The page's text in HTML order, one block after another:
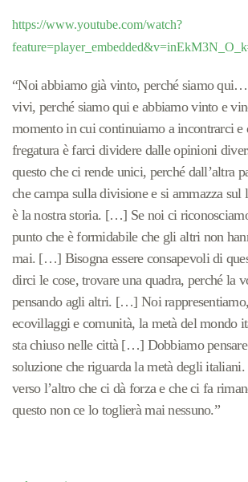
https://www.youtube.com/watch?
“Noi abbiamo già vinto, perché siamo
vivi, perché siamo qui e abbiamo vinto e
momento in cui continuiamo a incontrarci
fregatura è farci dividere dalle opinioni
questo che ci rende unici, perché dall’altra
che campa sulla divisione e si ammazza
è la nostra storia. […] Se noi ci
punto che è formidabile che gli altri non
mai. […] Bisogna essere consapevoli di
dirci le cose, trovare una quadra, perché la
pensando agli altri. […] Noi
ecovillaggi e comunità, la metà del mondo
sta chiuso nelle città […] Dobbiamo
soluzione che riguarda la metà degli italiani.
verso l’altro che ci dà forza e che ci fa
questo non ce lo toglierà mai nessuno.”